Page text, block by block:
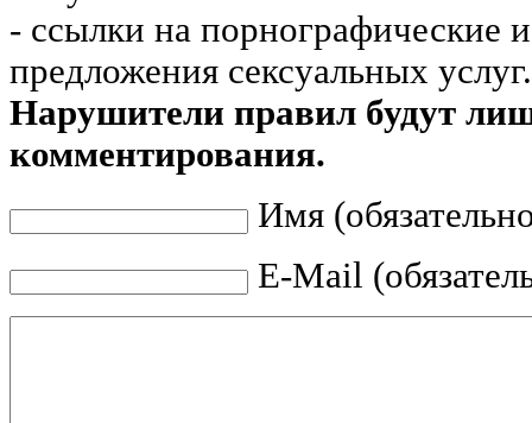
- ссылки на порнографические
предложения сексуальных услуг.
Нарушители правил будут
комментирования.
Имя
E-Mail